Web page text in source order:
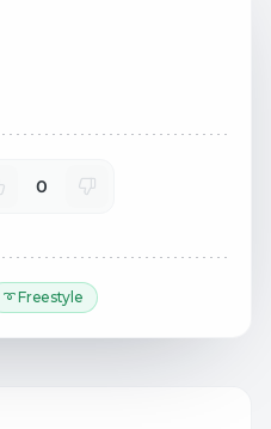
0
➰ Freestyle